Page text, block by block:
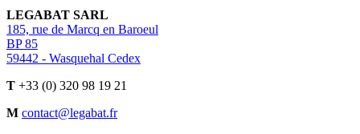
LEGABAT SARL
185, rue de Marcq en Baroeul
BP 85
59442 - Wasquehal Cedex
T +33 (0) 320 98 19 21
M contact@legabat.fr